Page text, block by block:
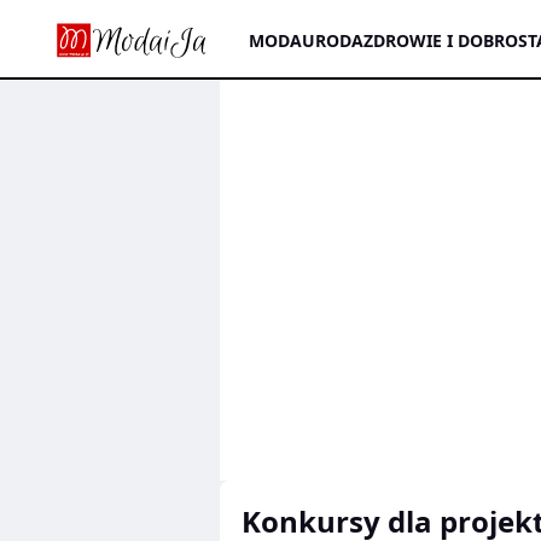
MODAURODAZDROWIE I
konkursy dla